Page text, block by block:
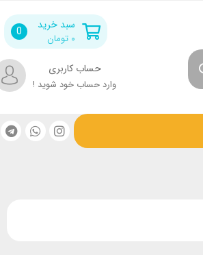
سبد خرید
تومان ۰ 0
حساب کاربری
وارد حساب خود شوید !